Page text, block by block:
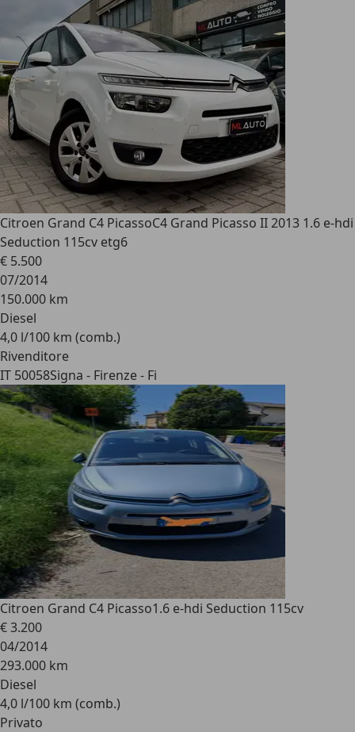
Citroen Grand C4 PicassoC4 Grand Picasso II 2013 1.6 e-hdi
Seduction 115cv etg6
€ 5.500
07/2014
150.000 km
Diesel
4,0 l/100 km (comb.)
Rivenditore
IT 50058Signa - Firenze - Fi
Citroen Grand C4 Picasso1.6 e-hdi Seduction 115cv
€ 3.200
04/2014
293.000 km
Diesel
4,0 l/100 km (comb.)
Privato